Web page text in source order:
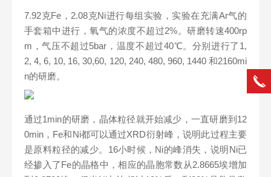
7.92克Fe，2.08克Ni进行每组实验，实验在充满Ar气的
手套箱中进行，氧气的浓度不超过2%。研磨转速400rp
m，气压不超过5bar，温度不超过40℃。分别进行了1,
2, 4, 6, 10, 16, 30,60, 120, 240, 480, 960, 1440 和2160mi
n的研磨。
通过1min的研磨，晶体粒径就开始减少，一直研磨到12
0min，Fe和Ni都可以通过XRD衍射峰，说明此过程主要
是原料粒径的减少。16小时候，Ni的峰消失，说明Ni已
经掺入了Fe的晶格中，相应的晶胞常数从2.8665埃增加